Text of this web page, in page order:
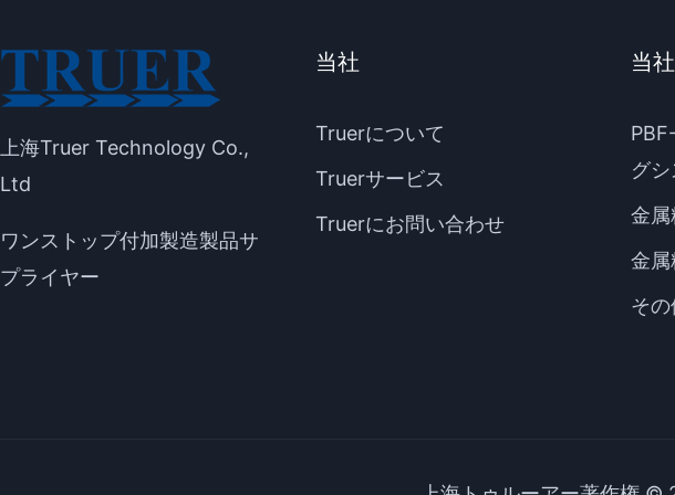
上海Truer Technology Co.,
Ltd
ワンストップ付加製造製品サ
プライヤー
当社
Truerについて
Truerサービス
Truerにお問い合わせ
当
グ
金属
金
そ